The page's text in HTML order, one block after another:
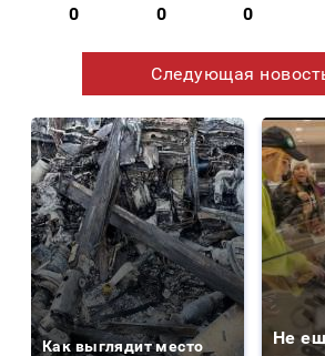
0 0 0
Следующая
Как выглядит место
Не